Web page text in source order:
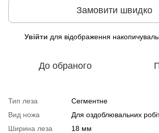
Замовити швидко
Увійти для відображення
До обраного
Тип леза
Сегментне
Вид ножа
Для оздоблювальних
Ширина леза
18 мм